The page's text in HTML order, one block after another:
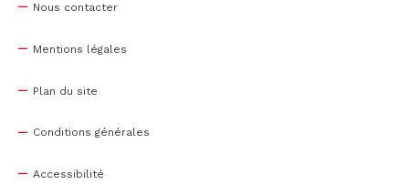
Nous contacter
Mentions légales
Plan du site
Conditions générales
Accessibilité